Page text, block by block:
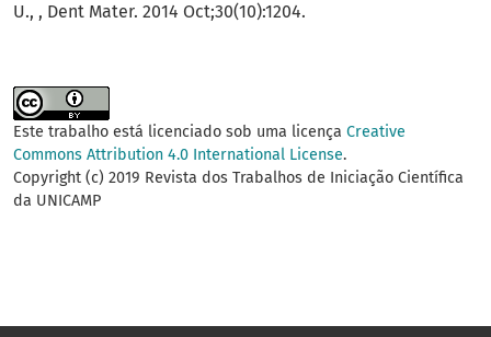
U., , Dent Mater. 2014 Oct;30(10):1204.
Este trabalho está licenciado sob uma licença Creative
Commons Attribution 4.0 International License.
Copyright (c) 2019 Revista dos Trabalhos de Iniciação Científica
da UNICAMP